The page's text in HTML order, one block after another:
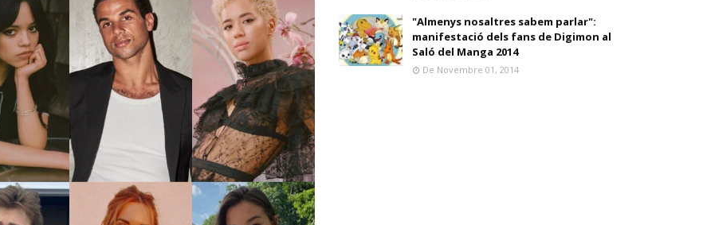
"Almenys nosaltres sabem parlar":
manifestació dels fans de Digimon al
Saló del Manga 2014
De Novembre 01, 2014